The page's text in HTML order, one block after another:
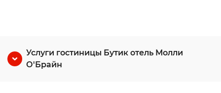
Услуги гостиницы Бутик отель Молли
О'Брайн